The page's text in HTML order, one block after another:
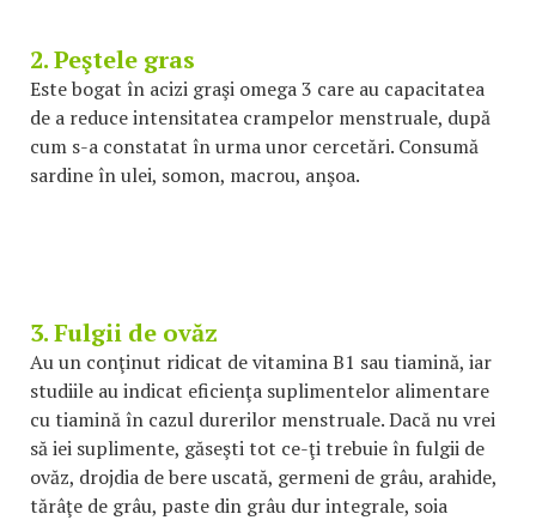
2. Peştele gras
Este bogat în acizi graşi omega 3 care au capacitatea
de a reduce intensitatea crampelor menstruale, după
cum s-a constatat în urma unor cercetări. Consumă
sardine în ulei, somon, macrou, anşoa.
3. Fulgii de ovăz
Au un conţinut ridicat de vitamina B1 sau tiamină, iar
studiile au indicat eficienţa suplimentelor alimentare
cu tiamină în cazul durerilor menstruale. Dacă nu vrei
să iei suplimente, găseşti tot ce-ţi trebuie în fulgii de
ovăz, drojdia de bere uscată, germeni de grâu, arahide,
tărâţe de grâu, paste din grâu dur integrale, soia